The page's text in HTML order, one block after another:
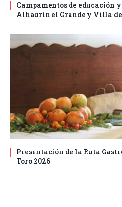
Campamentos de educación
Alhaurín el Grande y Villa
Presentación de la Ruta
Toro 2026